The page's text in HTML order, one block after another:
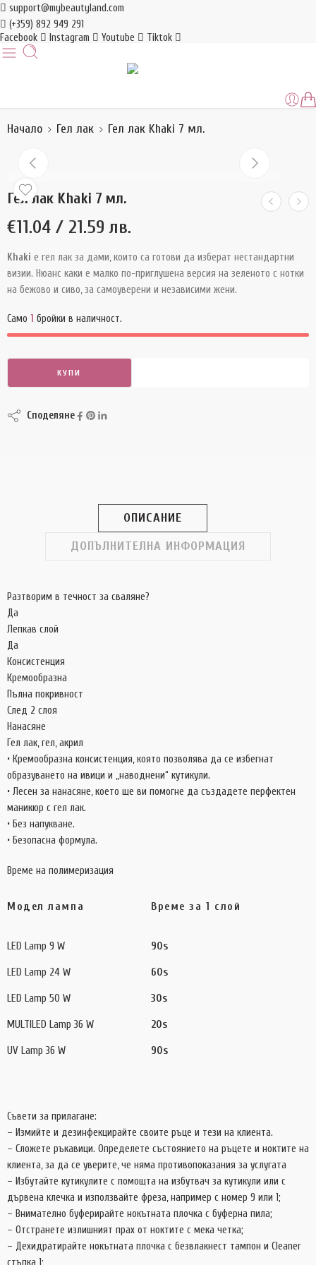
support@mybeautyland.com
(+359) 892 949 291
Facebook
Instagram Youtube Tiktok
Начало Гел лак Гел лак Khaki 7 мл.
Гел лак Khaki 7 мл.
€11.04 / 21.59 лв.
Khaki е гел лак за дами, които са готови да изберат нестандартни
визии. Нюанс каки е малко по-приглушена версия на зеленото с нотки
на бежово и сиво, за самоуверени и независими жени.
Само 1 бройки в наличност.
КУПИ
Споделяне
ОПИСАНИЕ
ДОПЪЛНИТЕЛНА ИНФОРМАЦИЯ
Разтворим в течност за сваляне?
Да
Лепкав слой
Да
Консистенция
Кремообразна
Пълна покривност
След 2 слоя
Нанасяне
Гел лак, гел, акрил
• Кремообразна консистенция, която позволява да се избегнат
образуването на ивици и „наводнени“ кутикули.
• Лесен за нанасяне, което ще ви помогне да създадете перфектен
маникюр с гел лак.
• Без напукване.
• Безопасна формула.
Време на полимеризация
Модел лампа Време за 1 слой
LED Lamp 9 W 90s
LED Lamp 24 W 60s
LED Lamp 50 W 30s
MULTILED Lamp 36 W 20s
UV Lamp 36 W 90s
Съвети за прилагане:
– Измийте и дезинфекцирайте своите ръце и тези на клиента.
– Сложете ръкавици. Определете състоянието на ръцете и ноктите на
клиента, за да се уверите, че няма противопоказания за услугата
– Избутайте кутикулите с помощта на избутвач за кутикули или с
дървена клечка и използвайте фреза, например с номер 9 или 1;
– Внимателно буферирайте нокътната плочка с буферна пила;
– Отстранете излишният прах от ноктите с мека четка;
– Дехидратирайте нокътната плочка с безвлакнест тампон и Cleaner
стъпка 1;